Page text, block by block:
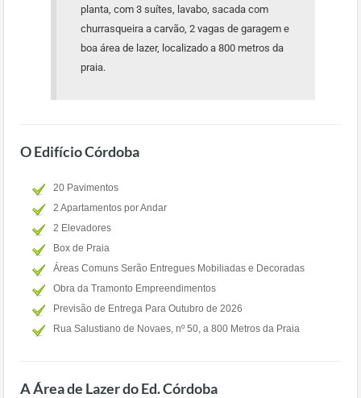
planta, com 3 suítes, lavabo, sacada com
churrasqueira a carvão, 2 vagas de garagem e
boa área de lazer, localizado a 800 metros da
praia.
O Edifício Córdoba
20 Pavimentos
2 Apartamentos por Andar
2 Elevadores
Box de Praia
Áreas Comuns Serão Entregues Mobiliadas e Decoradas
Obra da Tramonto Empreendimentos
Previsão de Entrega Para Outubro de 2026
Rua Salustiano de Novaes, nº 50, a 800 Metros da Praia
A Área de Lazer do Ed. Córdoba